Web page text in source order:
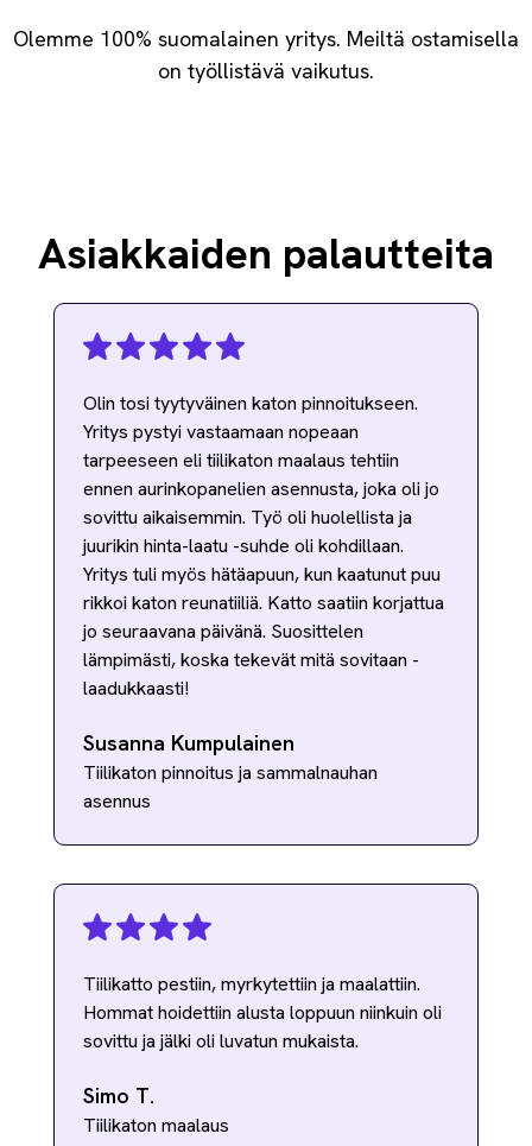
Olemme 100% suomalainen yritys. Meiltä ostamisella
on työllistävä vaikutus.
Asiakkaiden palautteita
Olin tosi tyytyväinen katon pinnoitukseen.
Yritys pystyi vastaamaan nopeaan
tarpeeseen eli tiilikaton maalaus tehtiin
ennen aurinkopanelien asennusta, joka oli jo
sovittu aikaisemmin. Työ oli huolellista ja
juurikin hinta-laatu -suhde oli kohdillaan.
Yritys tuli myös hätäapuun, kun kaatunut puu
rikkoi katon reunatiiliä. Katto saatiin korjattua
jo seuraavana päivänä. Suosittelen
lämpimästi, koska tekevät mitä sovitaan -
laadukkaasti!
Susanna Kumpulainen
Tiilikaton pinnoitus ja sammalnauhan
asennus
Tiilikatto pestiin, myrkytettiin ja maalattiin.
Hommat hoidettiin alusta loppuun niinkuin oli
sovittu ja jälki oli luvatun mukaista.
Simo T.
Tiilikaton maalaus